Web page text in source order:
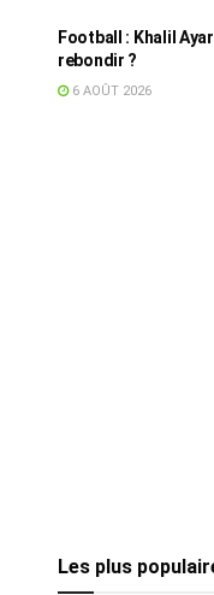
Football : Khalil
rebondir ?
6 AOÛT 2026
Les plus